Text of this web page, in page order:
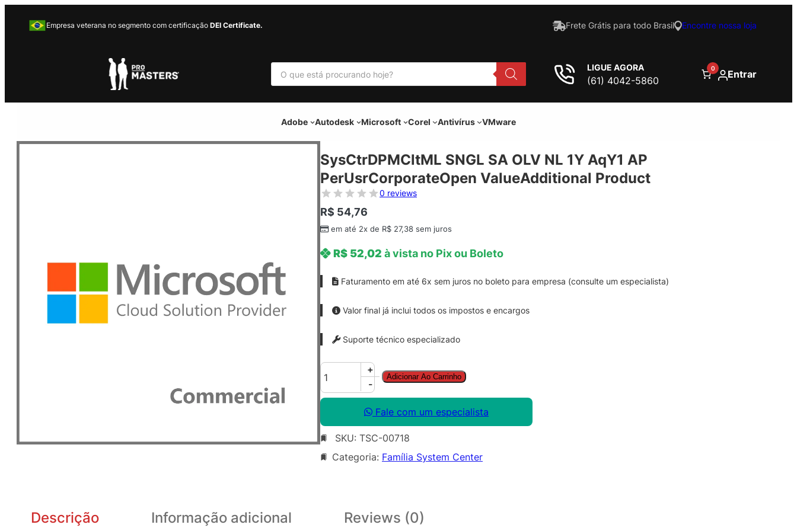
Empresa veterana no segmento com certificação DEI Certificate. Frete Grátis para todo Brasil Encontre nossa loja
P
s
u
r
LIGUE AGORA
(61) 4042-5860
0 Entrar
Adobe Autodesk Microsoft Corel Antivírus VMware
SysCtrDPMCltML SNGL SA OLV NL 1Y AqY1 AP
PerUsrCorporateOpen ValueAdditional Product
0 reviews
R$ 54,76
em até 2x de R$ 27,38 sem juros
R$ 52,02 à vista no Pix ou Boleto
Faturamento em até 6x sem juros no boleto para empresa (consulte um especialista)
Valor final já inclui todos os impostos e encargos
Suporte técnico especializado
S
s
t
r
D
+
-
Adicionar Ao Carrinho
Fale com um especialista
SKU: TSC-00718
Categoria: Família System Center
Descrição Informação adicional Reviews (0)